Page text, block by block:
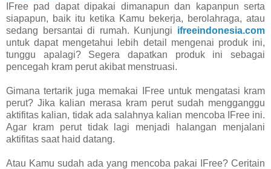
IFree pad dapat dipakai dimanapun dan kapanpun serta
siapapun, baik itu ketika Kamu bekerja, berolahraga, atau
sedang bersantai di rumah. Kunjungi ifreeindonesia.com
untuk dapat mengetahui lebih detail mengenai produk ini,
tunggu apalagi? Segera dapatkan produk ini sebagai
pencegah kram perut akibat menstruasi.
Gimana tertarik juga memakai IFree untuk mengatasi kram
perut? Jika kalian merasa kram perut sudah mengganggu
aktifitas kalian, tidak ada salahnya kalian mencoba IFree ini.
Agar kram perut tidak lagi menjadi halangan menjalani
aktifitas saat haid datang.
Atau Kamu sudah ada yang mencoba pakai IFree? Ceritain